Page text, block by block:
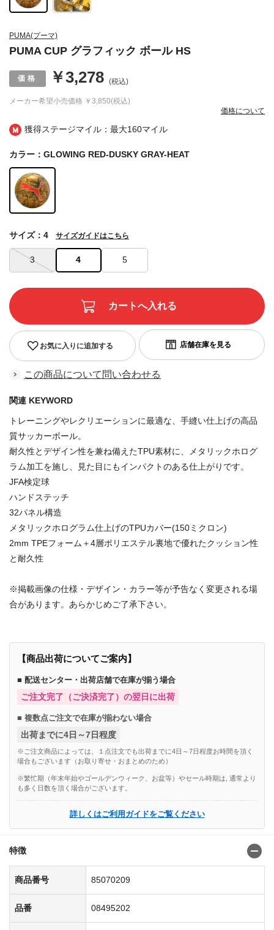
獲得ステージマイル：最大160マイル
PUMA(プーマ)
PUMA CUP グラフィック ボール HS
メーカー希望小売価格 ￥3,850(税込)
￥3,278 (税込)
価格について
カラー：GLOWING RED-DUSKY GRAY-HEAT
3 4 5
サイズ：4 サイズガイドはこちら
お気に入りに追加する
この商品について問い合わせる
関連 KEYWORD
トレーニングやレクリエーションに最適な、手縫い仕上げの高品
質サッカーボール。
耐久性とデザイン性を兼ね備えたTPU素材に、メタリックホログ
ラム加工を施し、見た目にもインパクトのある仕上がりです。
JFA検定球
ハンドステッチ
32パネル構造
メタリックホログラム仕上げのTPUカバー(150ミクロン)
2mm TPEフォーム＋4層ポリエステル裏地で優れたクッション性
と耐久性
※掲載画像の仕様・デザイン・カラー等が予告なく変更される場
合があります。あらかじめご了承下さい。
【商品出荷についてご案内】
■ 配送センター・出荷店舗で在庫が揃う場合
ご注文完了（ご決済完了）の翌日に出荷
■ 複数点ご注文で在庫が揃わない場合
出荷までに4日～7日程度
※ご注文商品によっては、１点注文でも出荷までに4日～7日程度お時間を頂く
場合もございます（お取り寄せ・おまとめのため）
※繁忙期（年末年始やゴールデンウィーク、お盆等）やセール時期は, 通常より
も多く日数を頂く場合がございます。
詳しくはご利用ガイドをご覧ください
特徴
商品番号 85070209
品番 08495202